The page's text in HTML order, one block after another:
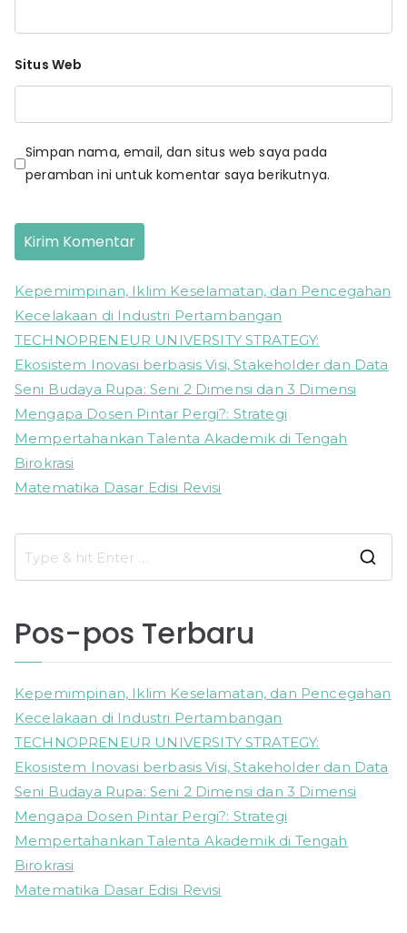
Situs Web
Simpan nama, email, dan situs web saya pada
peramban ini untuk komentar saya berikutnya.
Kepemimpinan, Iklim Keselamatan, dan Pencegahan
Kecelakaan di Industri Pertambangan
TECHNOPRENEUR UNIVERSITY STRATEGY:
Ekosistem Inovasi berbasis Visi, Stakeholder dan Data
Seni Budaya Rupa: Seni 2 Dimensi dan 3 Dimensi
Mengapa Dosen Pintar Pergi?: Strategi
Mempertahankan Talenta Akademik di Tengah
Birokrasi
Matematika Dasar Edisi Revisi
c
Pos-pos Terbaru
Kepemimpinan, Iklim Keselamatan, dan Pencegahan
Kecelakaan di Industri Pertambangan
TECHNOPRENEUR UNIVERSITY STRATEGY:
Ekosistem Inovasi berbasis Visi, Stakeholder dan Data
Seni Budaya Rupa: Seni 2 Dimensi dan 3 Dimensi
Mengapa Dosen Pintar Pergi?: Strategi
Mempertahankan Talenta Akademik di Tengah
Birokrasi
Matematika Dasar Edisi Revisi